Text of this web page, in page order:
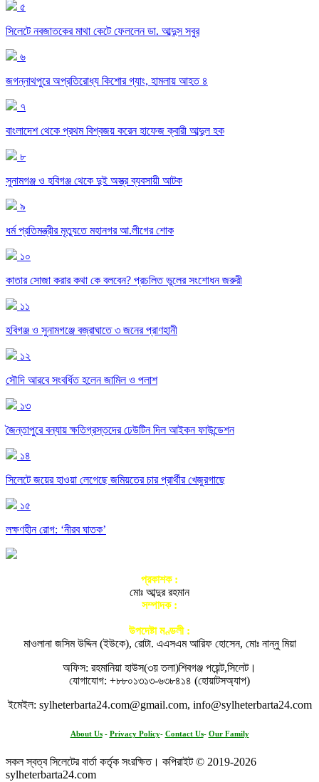
৫
সিলেটে নবজাতকের মাথা কেটে ফেললেন ডা. আব্দুস সবুর
৬
জগন্নাথপুরে অপ্রতিরোধ্য কিশোর গ্যাং, হামলায় আহত ৪
৭
বাংলাদেশ থেকে প্রথম বিশ্বজয় করেন হাফেজ ক্বারী আব্দুল হক
৮
সুনামগঞ্জ ও হবিগঞ্জ থেকে দুই অস্ত্র ব্যবসায়ী আটক
৯
ধর্ম প্রতিমন্ত্রীর মৃত্যুতে মহানগর আ.লীগের শোক
১০
কাতার সোজা করার কথা কে বলবেন? প্রচলিত ভুলের সংশোধন জরুরী
১১
হবিগঞ্জ ও সুনামগঞ্জে বজ্রাঘাতে ৩ জনের প্রাণহানী
১২
সৌদি আরবে সংবর্ধিত হলেন জামিল ও পলাশ
১৩
জৈন্তাপুরে বন্যায় ক্ষতিগ্রস্তদের ঢেউটিন দিল আইকন ফাউন্ডেশন
১৪
সিলেটে জয়ের হাওয়া লেগেছে জমিয়তের চার প্রার্থীর খেজুরগাছে
১৫
লক্ষণহীন রোগ: ‘নীরব ঘাতক’
প্রকাশক :
মোঃ আব্দুর রহমান
সম্পাদক :
উপদেষ্টা মণ্ডলী :
মাওলানা জসিম উদ্দিন (ইউকে), রোটা. এএসএম আরিফ হোসেন, মোঃ নান্নু মিয়া
অফিস: রহমানিয়া হাউস(৩য় তলা)শিবগঞ্জ পয়েন্ট,সিলেট।
যোগাযোগ: +৮৮০১৩১৩-৬৩৮৪১৪ (হোয়াটসঅ্যাপ)
ইমেইল: sylheterbarta24.com@gmail.com, info@sylheterbarta24.com
About Us- Privacy Policy- Contact Us- Our Family
সকল স্বত্ব সিলেটের বার্তা কর্তৃক সংরক্ষিত। কপিরাইট © 2019-2026
sylheterbarta24.com